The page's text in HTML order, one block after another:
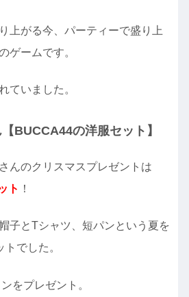
上がる今、パーティーで盛り上
ゲームです。
ていました。
BUCCA44の洋服セット】
んのクリスマスプレゼントは
ト ！
子とTシャツ、短パンという夏を
でした。
をプレゼント。